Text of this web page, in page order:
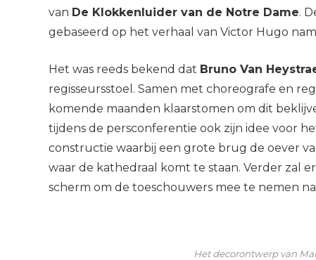
van De Klokkenluider van de Notre Dame.
gebaseerd op het verhaal van Victor Hugo
Het was reeds bekend dat Bruno Van
regisseursstoel. Samen met choreografe en
komende maanden klaarstomen om dit
tijdens de persconferentie ook zijn idee voor
constructie waarbij een grote brug de oever
waar de kathedraal komt te staan. Verder zal
scherm om de toeschouwers mee te nemen
Het decorontwerp van